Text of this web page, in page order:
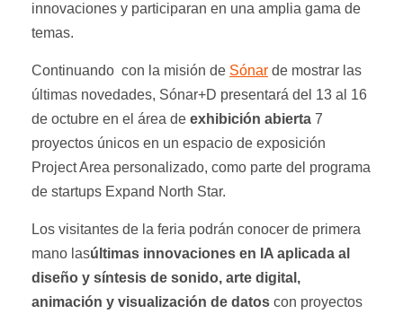
innovaciones y participaran en una amplia gama de
temas.
Continuando con la misión de Sónar de mostrar las
últimas novedades, Sónar+D presentará del 13 al 16
de octubre en el área de exhibición abierta 7
proyectos únicos en un espacio de exposición
Project Area personalizado, como parte del programa
de startups Expand North Star.
Los visitantes de la feria podrán conocer de primera
mano lasúltimas innovaciones en IA aplicada al
diseño y síntesis de sonido, arte digital,
animación y visualización de datos con proyectos